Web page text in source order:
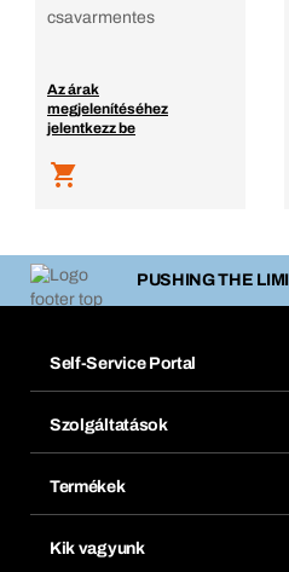
csavarmentes
Az árak
megjelenítéséhez
jelentkezz be
PUSHING THE
Self-Service Portal
Könyvjelzők
Újrarendelés
Termék előfizetések
Szolgáltatások
Vegyi biztonságmenedzsment
Termékek
Kik vagyunk